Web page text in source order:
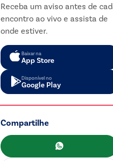
Receba um aviso antes de
encontro ao vivo e assista de
onde estiver.
Baixar na
App Store
Disponível no
Google Play
Compartilhe
WhatsApp